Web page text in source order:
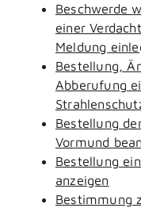
Beschwerde
einer
Meldung
Bestellung,
Abberufung
Bestellung
Vormund
Bestellung
anzeigen
Bestimmung